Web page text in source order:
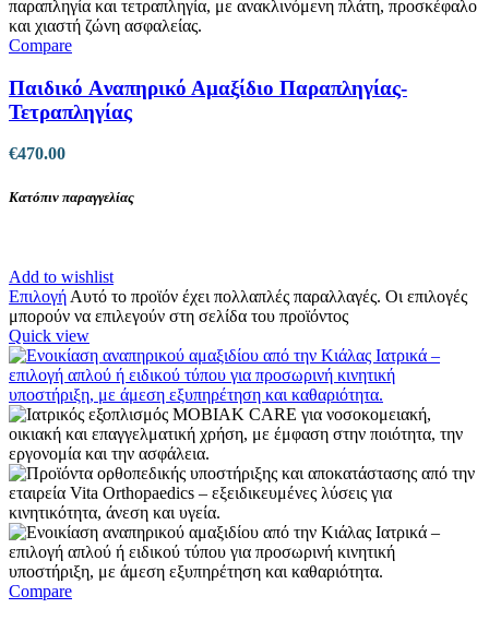
Compare
Παιδικό Aναπηρικό Αμαξίδιο Παραπληγίας-
Τετραπληγίας
€470.00
Κατόπιν παραγγελίας
Add to wishlist
Επιλογή Αυτό το προϊόν έχει πολλαπλές παραλλαγές. Οι επιλογές
μπορούν να επιλεγούν στη σελίδα του προϊόντος
Quick view
Compare